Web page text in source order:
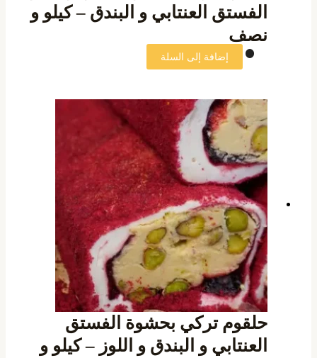
الفستق العنتابي و البندق – كيلو و
نصف
إضافة إلى السلة
حلقوم تركي بحشوة الفستق
العنتابي و البندق و اللوز – كيلو و